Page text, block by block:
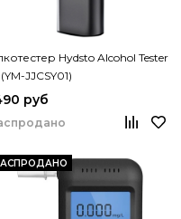
Hydsto Alcohol Tester
(YM-JJCSY01)
руб